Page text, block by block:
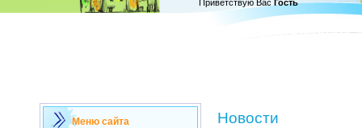
Приветствую Вас Гость
Меню сайта Новости